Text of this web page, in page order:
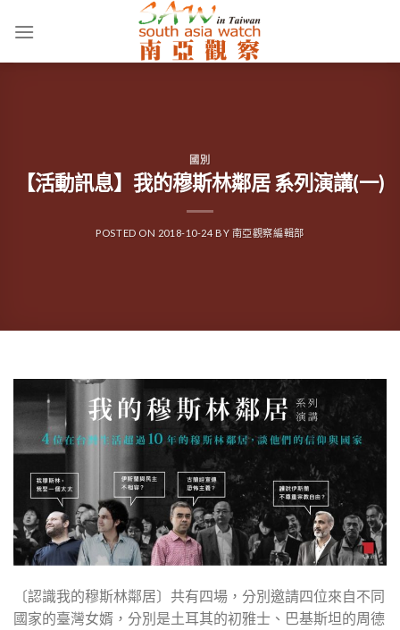
國別
【活動訊息】我的穆斯林鄰居 系列演講(一)
POSTED ON 2018-10-24BY 南亞觀察編輯部
〔認識我的穆斯林鄰居〕共有四場，分別邀請四位來自不同
國家的臺灣女婿，分別是土耳其的初雅士、巴基斯坦的周德